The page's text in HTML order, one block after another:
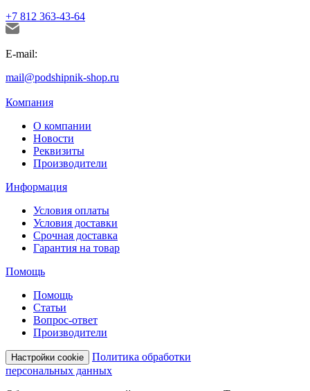
+7 812 363-43-64
E-mail:
mail@podshipnik-shop.ru
Компания
О компании
Новости
Реквизиты
Производители
Информация
Условия оплаты
Условия доставки
Срочная доставка
Гарантия на товар
Помощь
Помощь
Статьи
Вопрос-ответ
Производители
Настройки cookie
Политика обработки
персональных данных